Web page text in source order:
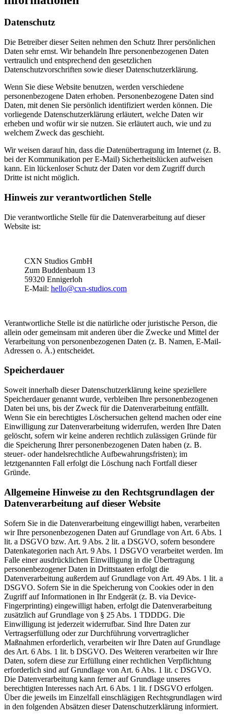
Datenschutz
Die Betreiber dieser Seiten nehmen den Schutz Ihrer persönlichen
Daten sehr ernst. Wir behandeln Ihre personenbezogenen Daten
vertraulich und entsprechend den gesetzlichen
Datenschutzvorschriften sowie dieser Datenschutzerklärung.
Wenn Sie diese Website benutzen, werden verschiedene
personenbezogene Daten erhoben. Personenbezogene Daten sind
Daten, mit denen Sie persönlich identifiziert werden können. Die
vorliegende Datenschutzerklärung erläutert, welche Daten wir
erheben und wofür wir sie nutzen. Sie erläutert auch, wie und zu
welchem Zweck das geschieht.
Wir weisen darauf hin, dass die Datenübertragung im Internet (z. B.
bei der Kommunikation per E-Mail) Sicherheitslücken aufweisen
kann. Ein lückenloser Schutz der Daten vor dem Zugriff durch
Dritte ist nicht möglich.
Hinweis zur verantwortlichen Stelle
Die verantwortliche Stelle für die Datenverarbeitung auf dieser
Website ist:
CXN Studios GmbH
Zum Buddenbaum 13
59320 Ennigerloh
E-Mail: hello@cxn-studios.com
Verantwortliche Stelle ist die natürliche oder juristische Person, die
allein oder gemeinsam mit anderen über die Zwecke und Mittel der
Verarbeitung von personenbezogenen Daten (z. B. Namen, E-Mail-
Adressen o. Ä.) entscheidet.
Speicherdauer
Soweit innerhalb dieser Datenschutzerklärung keine speziellere
Speicherdauer genannt wurde, verbleiben Ihre personenbezogenen
Daten bei uns, bis der Zweck für die Datenverarbeitung entfällt.
Wenn Sie ein berechtigtes Löschersuchen geltend machen oder eine
Einwilligung zur Datenverarbeitung widerrufen, werden Ihre Daten
gelöscht, sofern wir keine anderen rechtlich zulässigen Gründe für
die Speicherung Ihrer personenbezogenen Daten haben (z. B.
steuer- oder handelsrechtliche Aufbewahrungsfristen); im
letztgenannten Fall erfolgt die Löschung nach Fortfall dieser
Gründe.
Allgemeine Hinweise zu den Rechtsgrundlagen der
Datenverarbeitung auf dieser Website
Sofern Sie in die Datenverarbeitung eingewilligt haben, verarbeiten
wir Ihre personenbezogenen Daten auf Grundlage von Art. 6 Abs. 1
lit. a DSGVO bzw. Art. 9 Abs. 2 lit. a DSGVO, sofern besondere
Datenkategorien nach Art. 9 Abs. 1 DSGVO verarbeitet werden. Im
Falle einer ausdrücklichen Einwilligung in die Übertragung
personenbezogener Daten in Drittstaaten erfolgt die
Datenverarbeitung außerdem auf Grundlage von Art. 49 Abs. 1 lit. a
DSGVO. Sofern Sie in die Speicherung von Cookies oder in den
Zugriff auf Informationen in Ihr Endgerät (z. B. via Device-
Fingerprinting) eingewilligt haben, erfolgt die Datenverarbeitung
zusätzlich auf Grundlage von § 25 Abs. 1 TDDDG. Die
Einwilligung ist jederzeit widerrufbar. Sind Ihre Daten zur
Vertragserfüllung oder zur Durchführung vorvertraglicher
Maßnahmen erforderlich, verarbeiten wir Ihre Daten auf Grundlage
des Art. 6 Abs. 1 lit. b DSGVO. Des Weiteren verarbeiten wir Ihre
Daten, sofern diese zur Erfüllung einer rechtlichen Verpflichtung
erforderlich sind auf Grundlage von Art. 6 Abs. 1 lit. c DSGVO.
Die Datenverarbeitung kann ferner auf Grundlage unseres
berechtigten Interesses nach Art. 6 Abs. 1 lit. f DSGVO erfolgen.
Über die jeweils im Einzelfall einschlägigen Rechtsgrundlagen wird
in den folgenden Absätzen dieser Datenschutzerklärung informiert.